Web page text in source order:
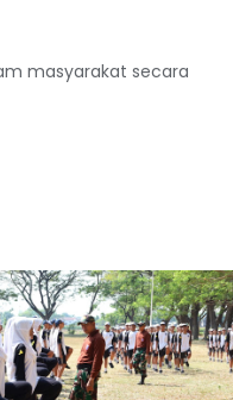
masyarakat secara